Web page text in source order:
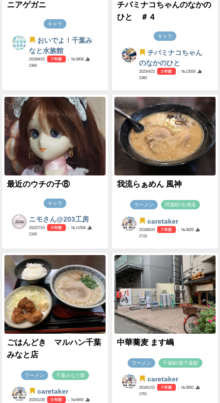
ニアゲガニ
キャラ
おいでよ！千葉み
なと水族館
2018/8/22 7 年前
- №3808
2360
チバミナコちゃんのなかの
ひと ＃４
キャラ
チバミナコちゃん
のなかのひと
2023/4/23 3 年前
- №13556
2360
最近のウチの子⑧
キャラ
ニモさん@203工房
2022/7/15 4 年前
- №11558
2160
我流らぁめん 風神
ラーメン 問屋町/出洲港
caretaker
2018/8/24 7 年前
- №3829
2710
ごはんどき マルハン千葉
みなと店
ラーメン 千葉みなと駅
caretaker
2020/1/28 6 年前
- №6945
中華蕎麦 ます嶋
ラーメン 千葉駅/新千葉駅
caretaker
2019/1/15 7 年前
- №3992
1761